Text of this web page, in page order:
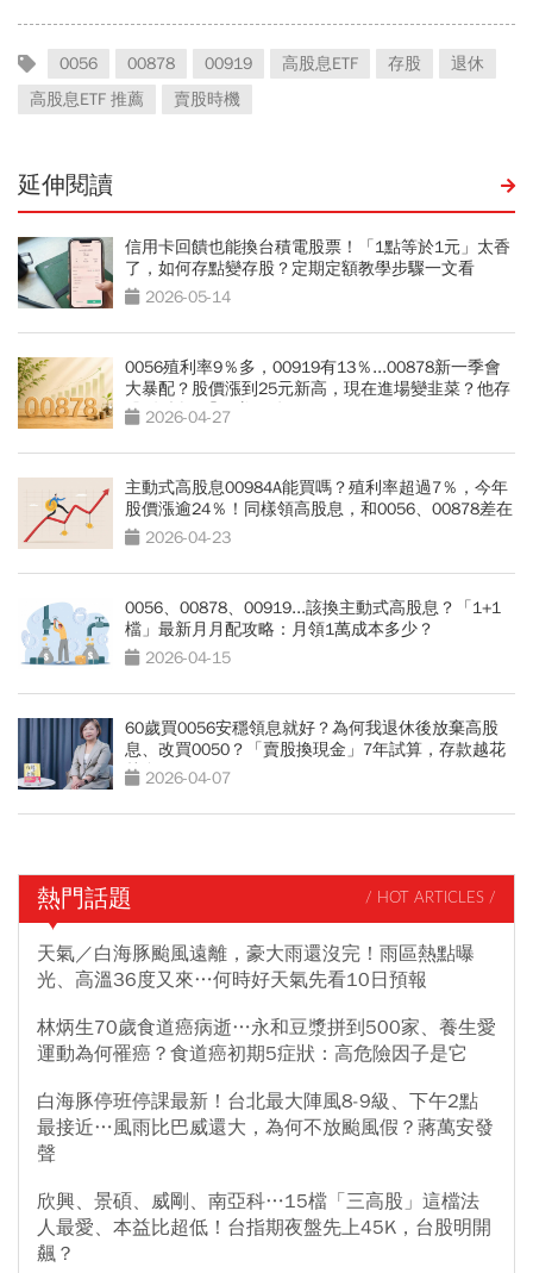
0056 00878 00919 高股息ETF 存股
退休
高股息ETF 推薦
賣股時機
延伸閱讀
信用卡回饋也能換台積電股票！「1點等於1元」太香
了，如何存點變存股？定期定額教學步驟一文看
2026-05-14
0056殖利率9％多，00919有13％...00878新一季會
大暴配？股價漲到25元新高，現在進場變韭菜？他存
股3年拆解「穩賺關鍵」
2026-04-27
主動式高股息00984A能買嗎？殖利率超過7％，今年
股價漲逾24％！同樣領高股息，和0056、00878差在
哪？2026-04-23
0056、00878、00919...該換主動式高股息？「1+1
檔」最新月月配攻略：月領1萬成本多少？
2026-04-15
60歲買0056安穩領息就好？為何我退休後放棄高股
息、改買0050？「賣股換現金」7年試算，存款越花
越多2026-04-07
熱門話題 / HOT ARTICLES /
天氣／白海豚颱風遠離，豪大雨還沒完！雨區熱點曝
光、高溫36度又來…何時好天氣先看10日預報
林炳生70歲食道癌病逝…永和豆漿拼到500家、養生愛
運動為何罹癌？食道癌初期5症狀：高危險因子是它
白海豚停班停課最新！台北最大陣風8-9級、下午2點
最接近…風雨比巴威還大，為何不放颱風假？蔣萬安發
聲
欣興、景碩、威剛、南亞科…15檔「三高股」這檔法
人最愛、本益比超低！台指期夜盤先上45K，台股明開
飆？